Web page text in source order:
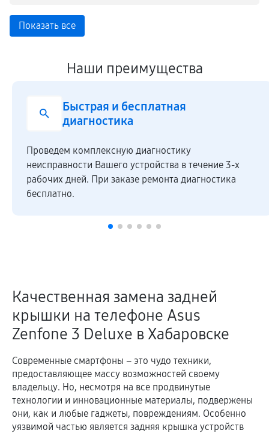
Показать все
Наши преимущества
3-х
Честная стоимость
Мы сотрудничаем напрямую c
закупая комплектующие по оптовым
Высокое качество ремонтных работ и
Качественная замена задней
крышки на телефоне Asus
Zenfone 3 Deluxe в Хабаровске
Современные смартфоны – это чудо техники,
предоставляющее массу возможностей своему
владельцу. Но, несмотря на все продвинутые
технологии и инновационные материалы, подвержены
они, как и любые гаджеты, повреждениям. Особенно
уязвимой частью является задняя крышка устройств